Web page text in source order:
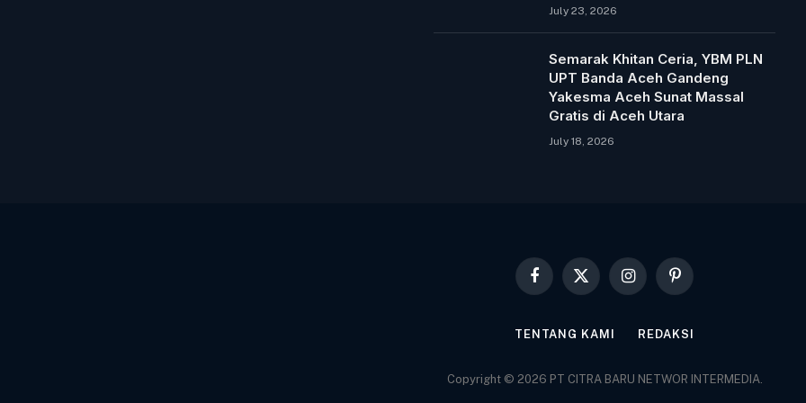
July 23, 2026
Semarak Khitan Ceria, YBM PLN
UPT Banda Aceh Gandeng
Yakesma Aceh Sunat Massal
Gratis di Aceh Utara
July 18, 2026
Facebook
X
InstagramPinterest
TENTANG KAMI REDAKSI
Copyright © 2026 PT CITRA BARU NETWOR INTERMEDIA.